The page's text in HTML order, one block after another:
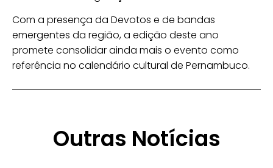
Com a presença da Devotos e de bandas
emergentes da região, a edição deste ano
promete consolidar ainda mais o evento como
referência no calendário cultural de Pernambuco.
Outras Notícias